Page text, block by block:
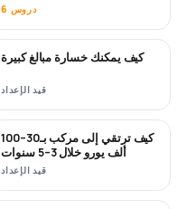
6 دروس
قريبًا
كيف يمكنك خسارة مبالغ كبيرة
قيد الإعداد
جديد
كيف ترتقي إلى مركب بـ30–100
ألف يورو خلال 3–5 سنوات
قيد الإعداد